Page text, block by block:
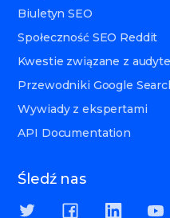
Biuletyn SEO
Społeczność SEO Reddit
Kwestie związane z
Przewodniki Google
Wywiady z ekspertami
API Documentation
Śledź nas